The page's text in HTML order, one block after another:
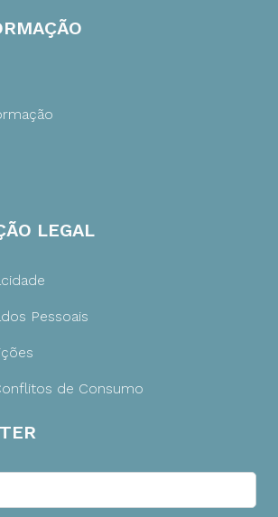
LEGAL
Pessoais
de Consumo